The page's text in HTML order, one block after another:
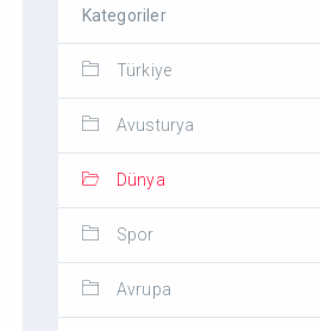
Kategoriler
Türkiye
Avusturya
Dünya
Spor
Avrupa